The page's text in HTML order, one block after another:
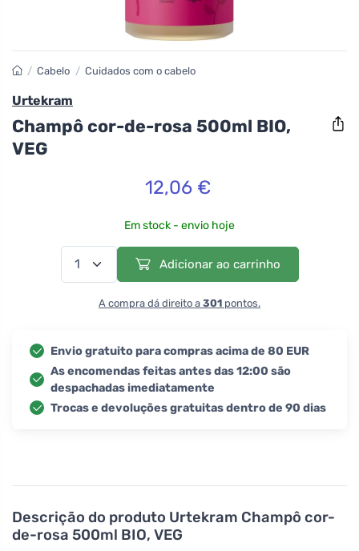
Descrição do produto Urtekram Champô cor-
de-rosa 500ml BIO, VEG
/ Cabelo / Cuidados com o cabelo
Urtekram
Champô cor-de-rosa 500ml BIO,
VEG
12,06 €
Em stock - envio hoje
Adicionar ao carrinho
A compra dá direito a 301 pontos.
Envio gratuito para compras acima de 80 EUR
As encomendas feitas antes das 12:00 são
despachadas imediatamente
Trocas e devoluções gratuitas dentro de 90 dias